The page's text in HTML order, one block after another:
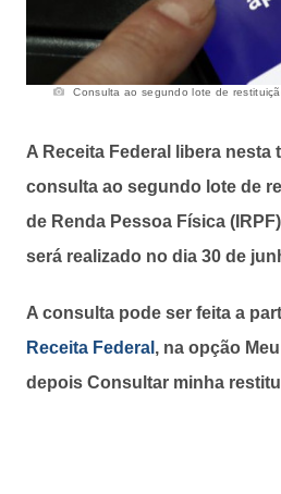
Consulta ao segundo lote de
A Receita Federal libera nesta
consulta ao segundo lote de
de Renda Pessoa Física
será realizado no dia 30 de
A consulta pode ser feita a
Receita Federal , na opção
depois Consultar minha